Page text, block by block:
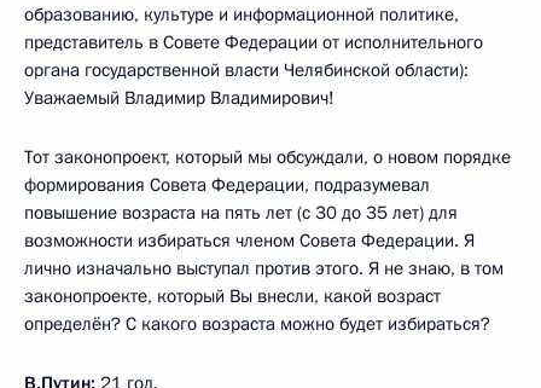
образованию, культуре и информационной политике,
представитель в Совете Федерации от исполнительного
органа государственной власти Челябинской области):
Уважаемый Владимир Владимирович!
Тот законопроект, который мы обсуждали, о новом порядке
формирования Совета Федерации, подразумевал
повышение возраста на пять лет (с 30 до 35 лет) для
возможности избираться членом Совета Федерации. Я
лично изначально выступал против этого. Я не знаю, в том
законопроекте, который Вы внесли, какой возраст
определён? С какого возраста можно будет избираться?
В.Путин: 21 год.